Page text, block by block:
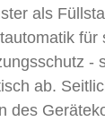
als
für
-
ab.
des